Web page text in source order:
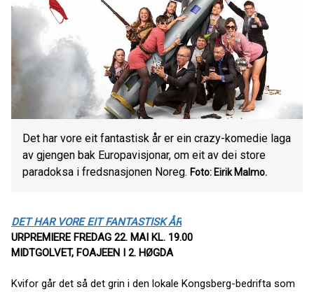
Det har vore eit fantastisk år er ein crazy-komedie laga
av gjengen bak Europavisjonar, om eit av dei store
paradoksa i fredsnasjonen Noreg. Foto: Eirik Malmo.
DET HAR VORE EIT FANTASTISK ÅR
URPREMIERE FREDAG 22. MAI KL. 19.00
MIDTGOLVET, FOAJEEN I 2. HØGDA
Kvifor går det så det grin i den lokale Kongsberg-bedrifta som